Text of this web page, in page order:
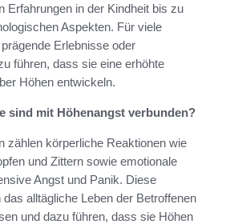
Erfahrungen in der Kindheit bis zu
Aspekten. Für viele
Erlebnisse oder
führen, dass sie eine erhöhte
Höhen entwickeln.
sind mit Höhenangst verbunden?
zählen körperliche Reaktionen wie
und Zittern sowie emotionale
Angst und Panik. Diese
alltägliche Leben der Betroffenen
und dazu führen, dass sie Höhen